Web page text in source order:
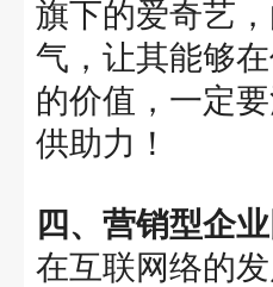
旗下的爱奇艺
气，让其能够
的价值，一定
供助力！
四、营销型企
在互联网络的